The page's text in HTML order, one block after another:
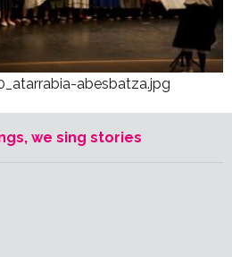
abesbatza.jpg
we sing stories